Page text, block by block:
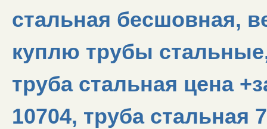
стальная бесшовная,
куплю трубы
труба стальная цена
10704, труба стальная